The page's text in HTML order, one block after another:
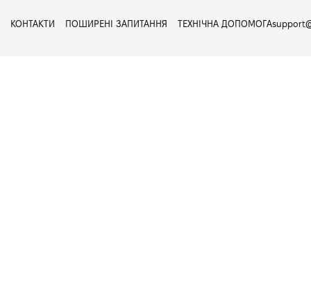
КОНТАКТИ ПОШИРЕНІ ЗАПИТАННЯ ТЕХНІЧНА ДОПОМОГА